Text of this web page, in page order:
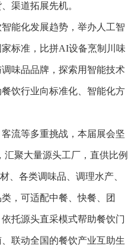
渠道拓展先机。
化发展趋势，举办人工智
标准，比拼AI设备烹制川味
味品品牌，探索用智能技术
饮行业向标准化、智能化方
等多重挑战，本届展会坚
汇聚大量源头工厂，直供比例
、各类调味品、调理水产、
，可适配中餐、快餐、团
托源头直采模式帮助餐饮门
联动全国的餐饮产业互助生